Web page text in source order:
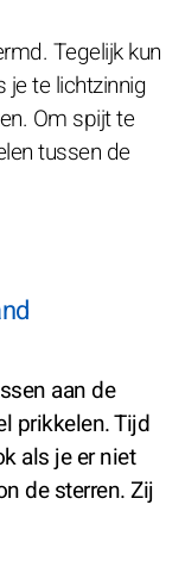
Tegelijk kun
je te lichtzinnig
Om spijt te
tussen de
aan de
prikkelen. Tijd
als je er niet
de sterren. Zij